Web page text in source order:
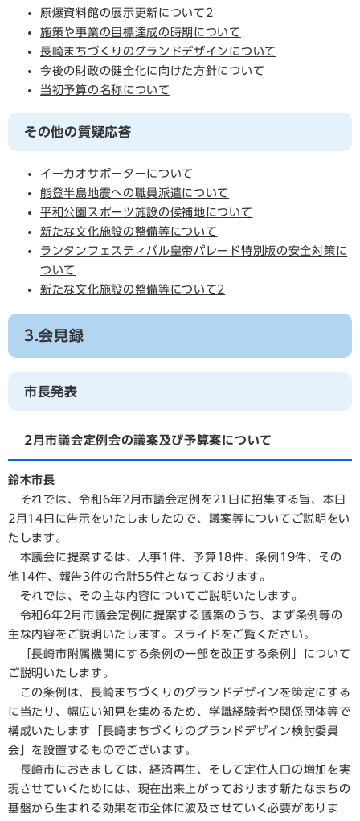
原爆資料館の展示更新について2
施策や事業の目標達成の時期について
長崎まちづくりのグランドデザインについて
今後の財政の健全化に向けた方針について
当初予算の名称について
その他の質疑応答
イーカオサポーターについて
能登半島地震への職員派遣について
平和公園スポーツ施設の候補地について
新たな文化施設の整備等について
ランタンフェスティバル皇帝パレード特別版の安全対策に
ついて
新たな文化施設の整備等について2
3.会見録
市長発表
2月市議会定例会の議案及び予算案について
鈴木市長
それでは、令和6年2月市議会定例を21日に招集する旨、本日
2月14日に告示をいたしましたので、議案等についてご説明をい
たします。
本議会に提案するは、人事1件、予算18件、条例19件、その
他14件、報告3件の合計55件となっております。
それでは、その主な内容についてご説明いたします。
令和6年2月市議会定例に提案する議案のうち、まず条例等の
主な内容をご説明いたします。スライドをご覧ください。
「長崎市附属機関にする条例の一部を改正する条例」について
ご説明いたします。
この条例は、長崎まちづくりのグランドデザインを策定にする
に当たり、幅広い知見を集めるため、学識経験者や関係団体等で
構成いたします「長崎まちづくりのグランドデザイン検討委員
会」を設置するものでございます。
長崎市におきましては、経済再生、そして定住人口の増加を実
現させていくためには、現在出来上がっております新たなまちの
基盤から生まれる効果を市全体に波及させていく必要がありま